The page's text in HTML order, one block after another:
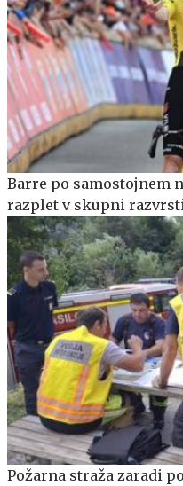
Barre po samostojnem
razplet v skupni
Požarna straža zaradi